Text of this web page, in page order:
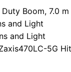
Boom, 7.0 m
and Light
and Light
5G